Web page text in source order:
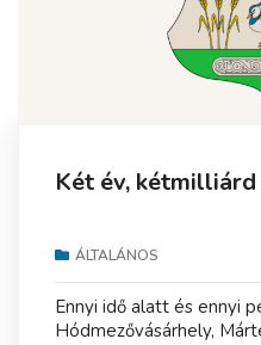
Két év,
ÁLTALÁNOS
Ennyi idő alatt és ennyi
Hódmezővásárhely,